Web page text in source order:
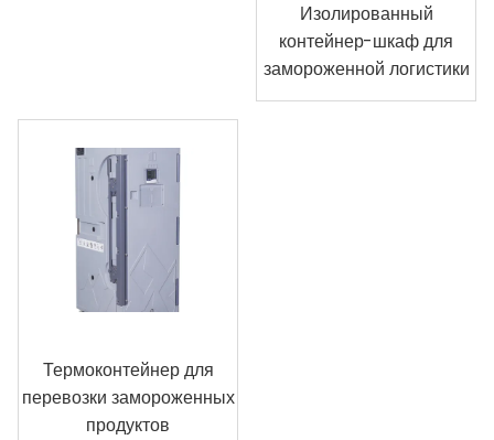
Изолированный
контейнер-шкаф для
замороженной логистики
Термоконтейнер для
перевозки замороженных
продуктов